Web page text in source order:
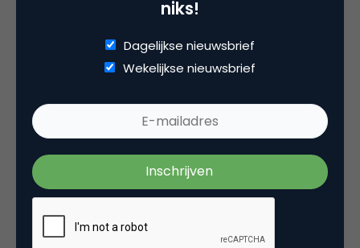
lbroekman
@Martijn die groep heeft het laatste jaar wel
een stap gemaakt op dit gebied. Belangrijke
reden: communicatie met de (klein-)kinderen.
Of zij er in slagen de volgende stap ook te
zetten, daar durf ik niet meteen ja op te
zeggen. Ik denk het namelijk wel, alleen in een
langzamer tempo. Wellicht zijn er cijfers
niks!
Dagelijkse nieuwsbrief
Wekelijkse nieuwsbrief